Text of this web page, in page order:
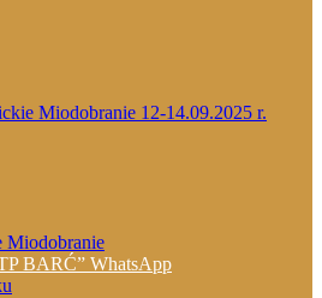
Miodobranie 12-14.09.2025 r.
Miodobranie
BARĆ” WhatsApp